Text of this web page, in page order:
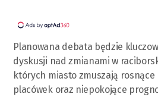
Planowana debata będzie
dyskusji nad zmianami w
których miasto zmuszają
placówek oraz niepokojące